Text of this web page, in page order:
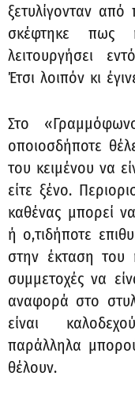
ξετυλίγονταν
σκέφτηκε
λειτουργήσει
Έτσι λοιπόν κι
Στο
οποιοσδήποτε
του κειμένου να
είτε ξένο.
καθένας μπορεί
ή ο,τιδήποτε
στην έκταση του
συμμετοχές να
αναφορά στο
είναι
παράλληλα
θέλουν.